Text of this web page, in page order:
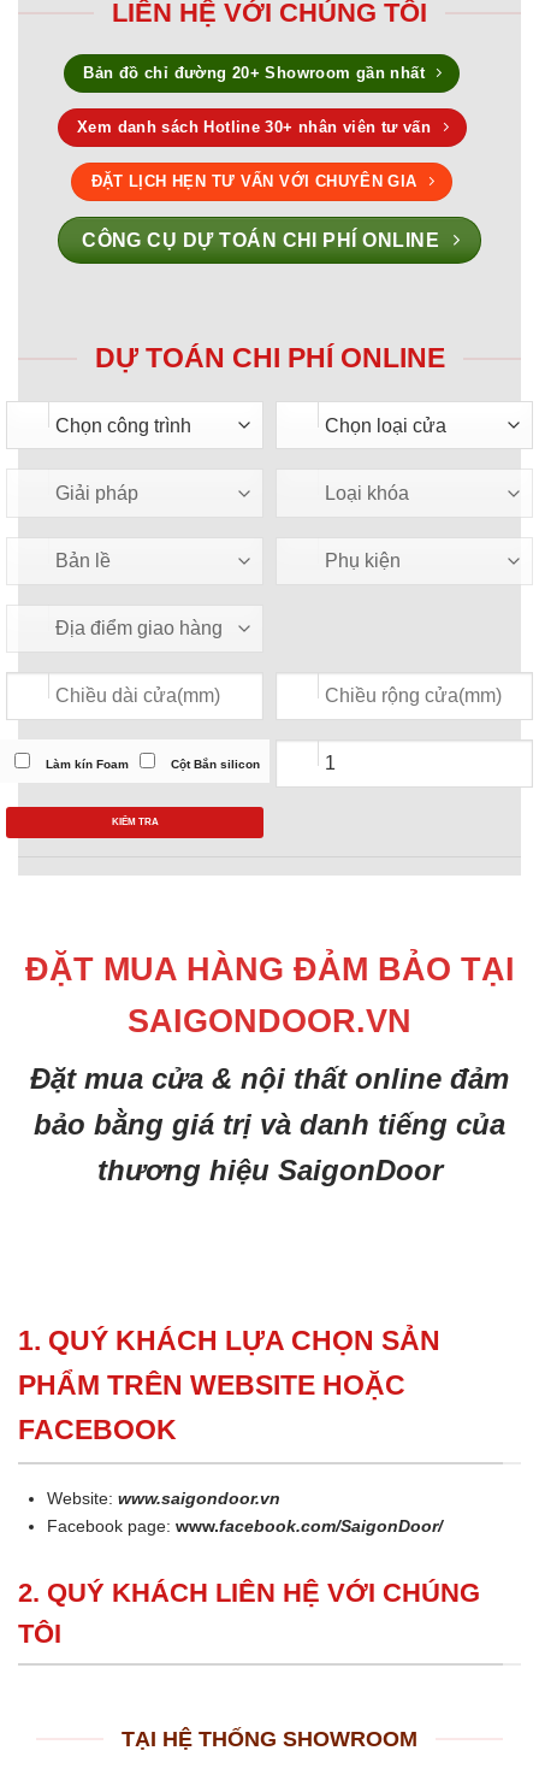
LIÊN HỆ VỚI CHÚNG TÔI
Bản đồ chỉ đường 20+ Showroom gần nhất
Xem danh sách Hotline 30+ nhân viên tư vấn
ĐẶT LỊCH HẸN TƯ VẤN VỚI CHUYÊN GIA
CÔNG CỤ DỰ TOÁN CHI PHÍ ONLINE
DỰ TOÁN CHI PHÍ ONLINE
Làm kín Foam Cột Bắn silicon
KIỂM TRA
ĐẶT MUA HÀNG ĐẢM BẢO TẠI
SAIGONDOOR.VN
Đặt mua cửa & nội thất online đảm
bảo bằng giá trị và danh tiếng của
thương hiệu SaigonDoor
1. QUÝ KHÁCH LỰA CHỌN SẢN
PHẨM TRÊN WEBSITE HOẶC
FACEBOOK
Website:www.saigondoor.vn
Facebook page:www.facebook.com/SaigonDoor/
2. QUÝ KHÁCH LIÊN HỆ VỚI CHÚNG
TÔI
TẠI HỆ THỐNG SHOWROOM